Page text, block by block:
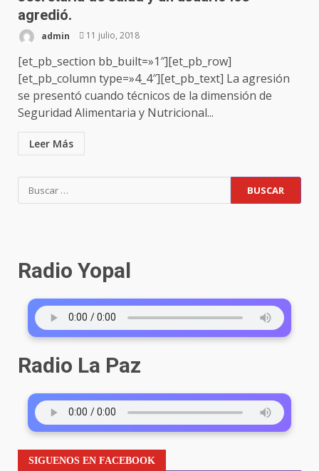
agredió.
admin 11 julio, 2018
[et_pb_section bb_built=»1″][et_pb_row]
[et_pb_column type=»4_4″][et_pb_text] La agresión
se presentó cuando técnicos de la dimensión de
Seguridad Alimentaria y Nutricional...
Leer Más
Radio Yopal
Radio La Paz
SIGUENOS EN FACEBOOK